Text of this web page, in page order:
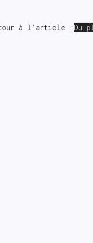
à l'article : Du